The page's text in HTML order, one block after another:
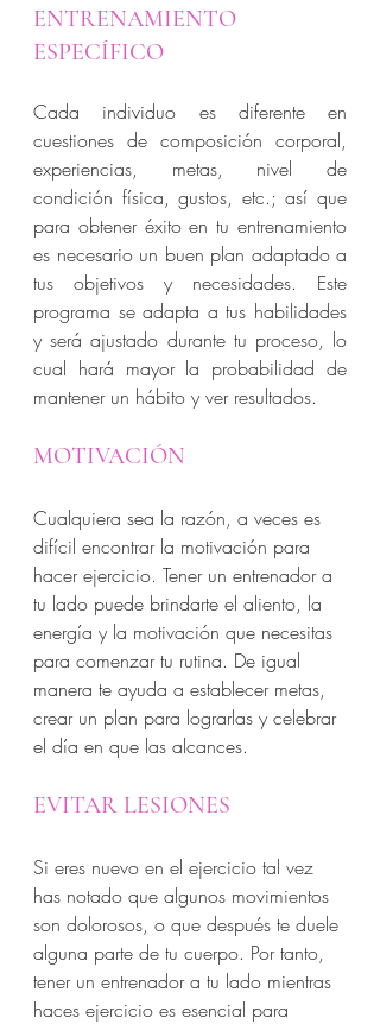
ENTRENAMIENTO
ESPECÍFICO
Cada individuo es diferente en
cuestiones de composición corporal,
experiencias, metas, nivel de
condición física, gustos, etc.; así que
para obtener éxito en tu entrenamiento
es necesario un buen plan adaptado a
tus objetivos y necesidades. Este
programa se adapta a tus habilidades
y será ajustado durante tu proceso, lo
cual hará mayor la probabilidad de
mantener un hábito y ver resultados.
MOTIVACIÓN
Cualquiera sea la razón, a veces es
difícil encontrar la motivación para
hacer ejercicio. Tener un entrenador a
tu lado puede brindarte el aliento, la
energía y la motivación que necesitas
para comenzar tu rutina. De igual
manera te ayuda a establecer metas,
crear un plan para lograrlas y celebrar
el día en que las alcances.
EVITAR LESIONES
Si eres nuevo en el ejercicio tal vez
has notado que algunos movimientos
son dolorosos, o que después te duele
alguna parte de tu cuerpo. Por tanto,
tener un entrenador a tu lado mientras
haces ejercicio es esencial para